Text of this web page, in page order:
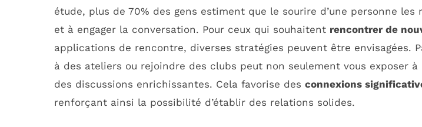
étude, plus de 70% des gens estiment que le sourire d’une personne
et à engager la conversation. Pour ceux qui souhaitent rencontrer de
applications de rencontre, diverses stratégies peuvent être envisagées.
à des ateliers ou rejoindre des clubs peut non seulement vous exposer
des discussions enrichissantes. Cela favorise des connexions
renforçant ainsi la possibilité d’établir des relations solides.